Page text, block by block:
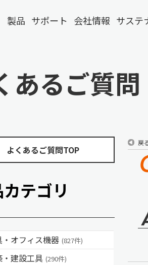
製品 サポート 会社情報 サステ
あるご質問
よくあるご質問TOP
テゴリ
・オフィス機器 (827件)
・建設工具 (290件)
戻